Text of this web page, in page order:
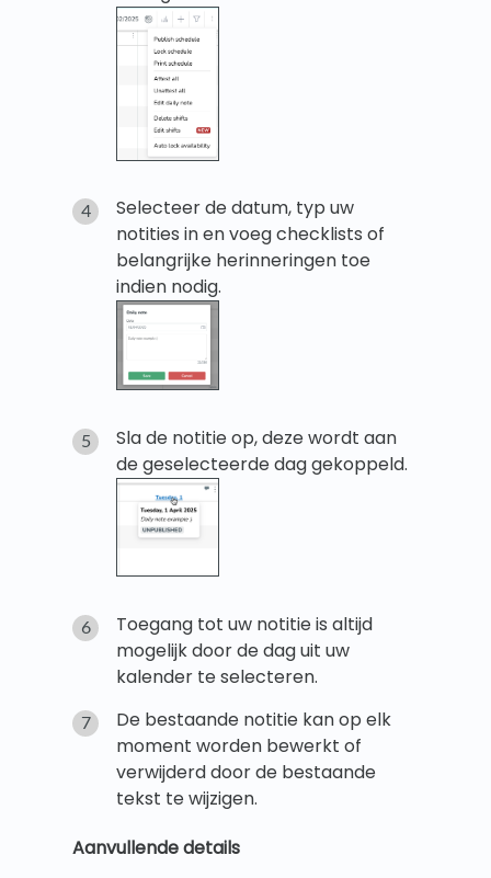
Selecteer de datum, typ uw
notities in en voeg checklists of
belangrijke herinneringen toe
indien nodig.
Sla de notitie op, deze wordt aan
de geselecteerde dag gekoppeld.
Toegang tot uw notitie is altijd
mogelijk door de dag uit uw
kalender te selecteren.
De bestaande notitie kan op elk
moment worden bewerkt of
verwijderd door de bestaande
tekst te wijzigen.
Aanvullende details